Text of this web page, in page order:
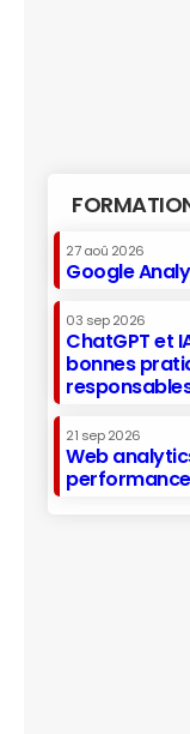
27 aoû 2026
Google
03 sep 2026
ChatGPT et
bonnes
21 sep 2026
Web